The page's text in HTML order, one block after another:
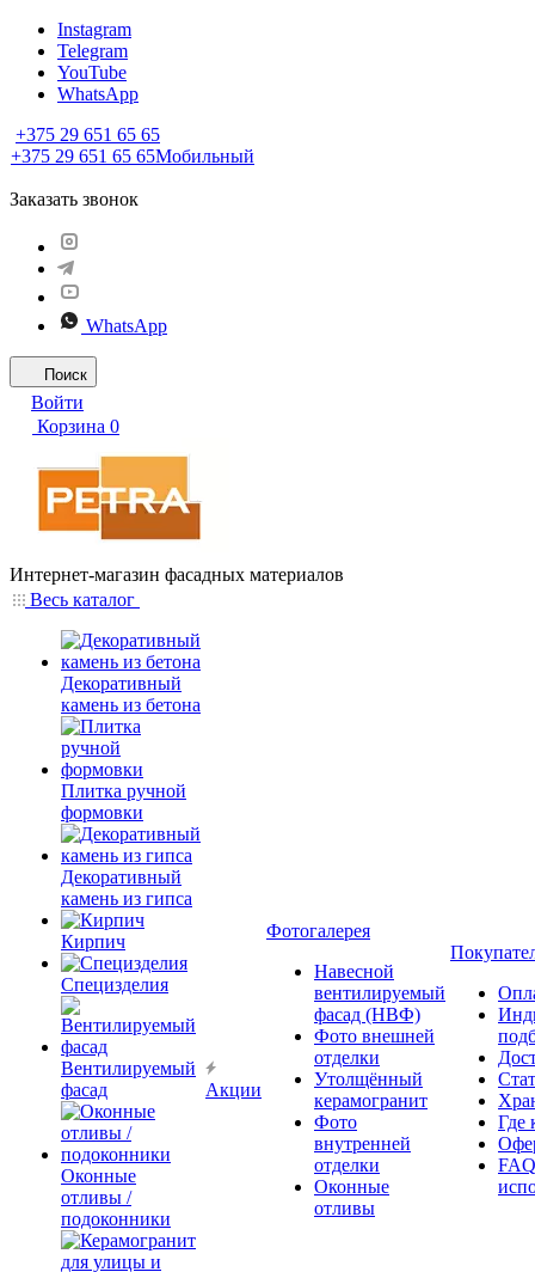
Instagram
Telegram
YouTube
WhatsApp
+375 29 651 65 65
+375 29 651 65 65Мобильный
Заказать звонок
WhatsApp
Поиск
Войти
Корзина 0
Интернет-магазин фасадных материалов
Весь каталог
Декоративный
камень из бетона
Плитка ручной
формовки
Декоративный
камень из гипса
Кирпич
Специзделия
Вентилируемый
фасад
Оконные
отливы /
подоконники
Акции
Фотогалерея
Навесной
вентилируемый
фасад (НВФ)
Фото внешней
отделки
Утолщённый
керамогранит
Фото
внутренней
отделки
Оконные
отливы
Где